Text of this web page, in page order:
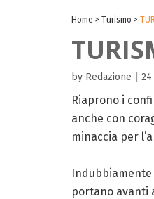
Home > Turismo >
by Redazione 24
Riaprono i
anche con
minaccia per
Indubbiamente
portano avanti